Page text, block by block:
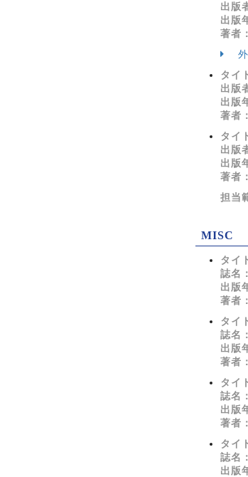
出版
出版
著者：
タイ
出版
出版
著者：
タイ
出版
出版
著者：
担当
MISC
タイ
誌名：
出版
著者：
タイ
誌名：
出版
著者：
タイ
誌名：
出版
著者：
タイ
誌名：
出版